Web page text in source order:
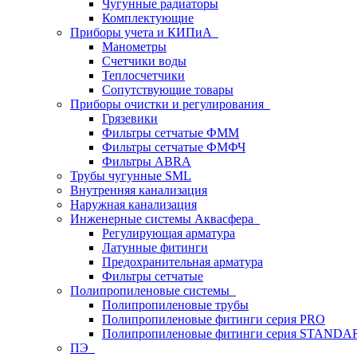
Чугунные радиаторы
Комплектующие
Приборы учета и КИПиА
Манометры
Счетчики воды
Теплосчетчики
Сопутствующие товары
Приборы очистки и регулирования
Грязевики
Фильтры сетчатые ФММ
Фильтры сетчатые ФМФЧ
Фильтры ABRA
Трубы чугунные SML
Внутренняя канализация
Наружная канализация
Инженерные системы Аквасфера
Регулирующая арматура
Латунные фитинги
Предохранительная арматура
Фильтры сетчатые
Полипропиленовые системы
Полипропиленовые трубы
Полипропиленовые фитинги серия PRO
Полипропиленовые фитинги серия
ПЭ